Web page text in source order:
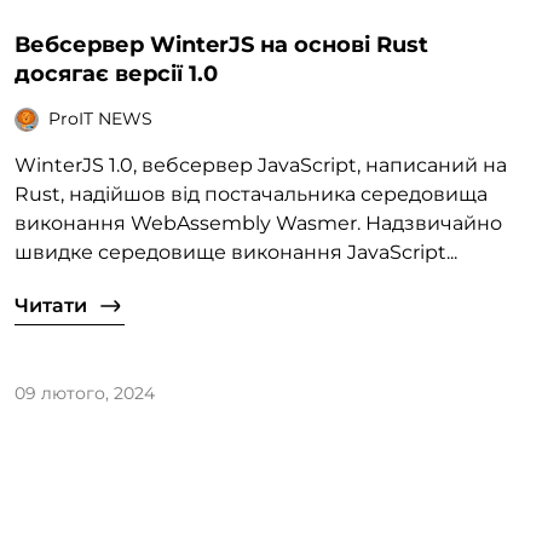
Вебсервер WinterJS на основі Rust
досягає версії 1.0
ProIT NEWS
WinterJS 1.0, вебсервер JavaScript, написаний на
Rust, надійшов від постачальника середовища
виконання WebAssembly Wasmer. Надзвичайно
швидке середовище виконання JavaScript...
Читати
09 лютого, 2024